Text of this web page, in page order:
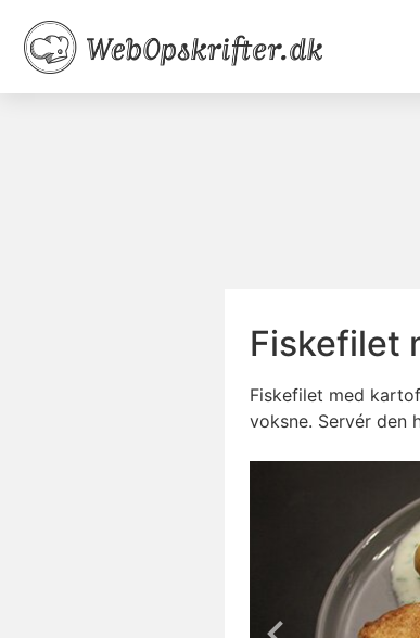
Fiskefilet
Fiskefilet med
voksne. Servér den